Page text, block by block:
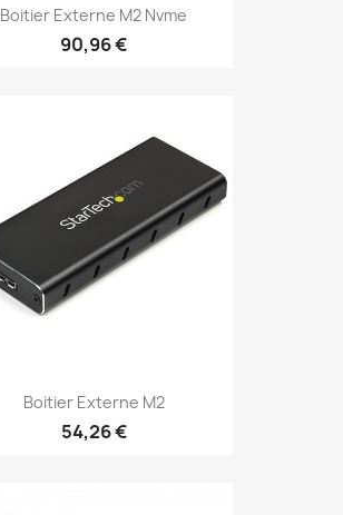
Boitier Externe M2 Nvme
90,96 €
Boitier Externe M2
54,26 €